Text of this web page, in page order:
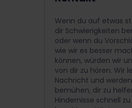
Wenn du auf etwas
dir Schwierigkeiten
oder wenn du
wie wir es besser
können, würden wir
von dir zu hören. Wir
Nachricht und
bemühen, dir zu
Hindernisse schnell zu